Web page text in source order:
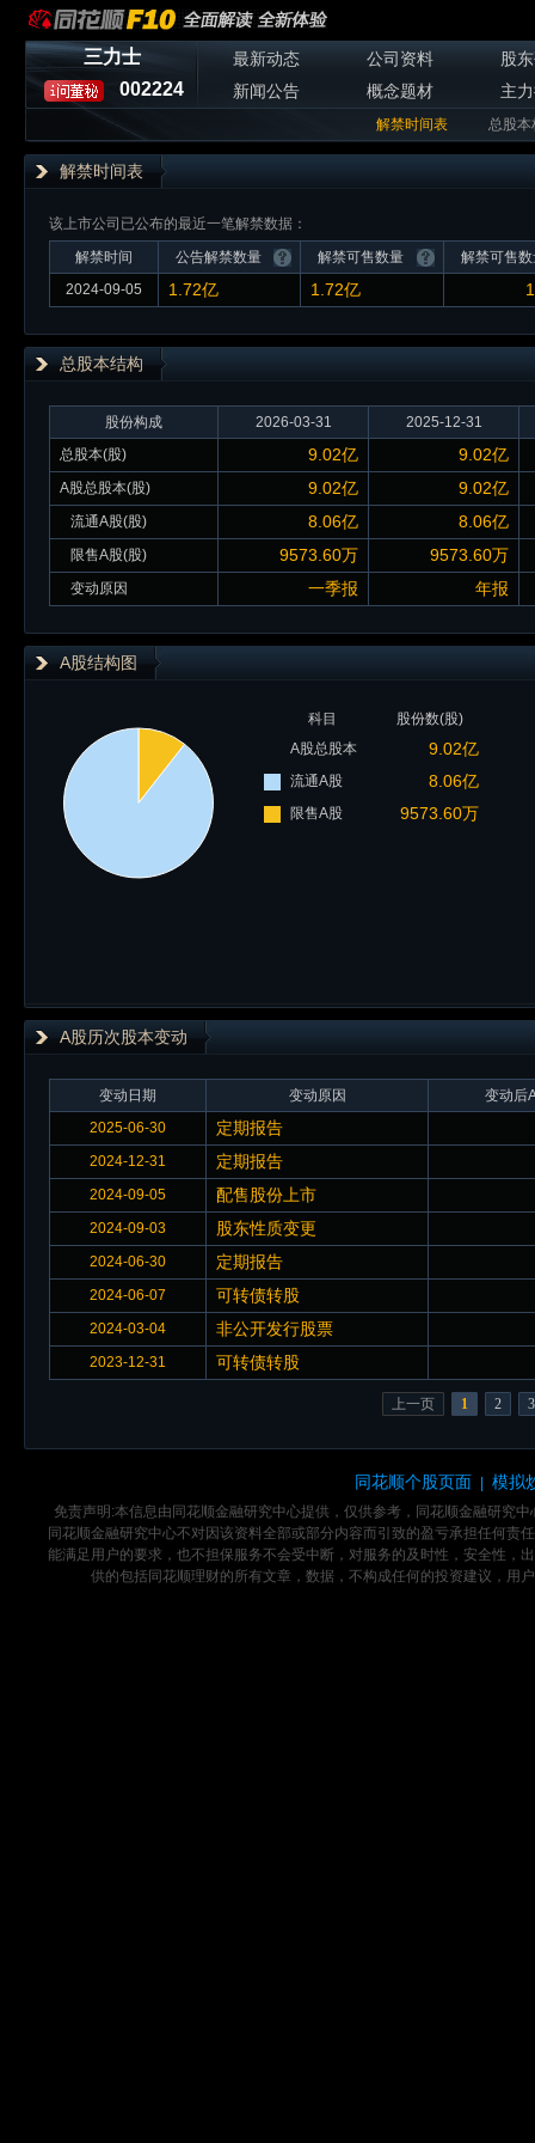
三力士
002224
最新动态 公司资料
股
新闻公告
概念题材 主
解禁时间表 总股本
解禁时间表
该上市公司已公布的最近一笔解禁数据：
解禁时间
公告解禁数量 解禁可售数量
解禁可售
2024-09-05
1.72亿 1.72亿
总股本结构
股份构成 2026-03-31
2025-12-31
总股本(股)
9.02亿 9.02亿
A股总股本(股) 9.02亿 9.02亿
流通A股(股) 8.06亿 8.06亿
限售A股(股) 9573.60万 9573.60万
变动原因 一季报 年报
A股结构图
科目
股份数(股)
A股总股本
9.02亿
流通A股 8.06亿
限售A股 9573.60万
A股历次股本变动
变动日期 变动原因
变动后
2025-06-30
定期报告
2024-12-31 定期报告
2024-09-05 配售股份上市
2024-09-03 股东性质变更
2024-06-30 定期报告
2024-06-07 可转债转股
2024-03-04 非公开发行股票
2023-12-31 可转债转股
上一页 1 2 3
同花顺个股页面 模拟
免责声明:本信息由同花顺金融研究中心提供，仅供参考，同花顺金融研究
同花顺金融研究中心不对因该资料全部或部分内容而引致的盈亏承担任何
能满足用户的要求，也不担保服务不会受中断，对服务的及时性，安全性，
供的包括同花顺理财的所有文章，数据，不构成任何的投资建议，用